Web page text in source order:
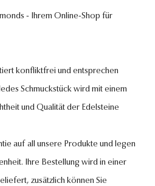
- Ihrem Online-Shop für
konfliktfrei und entsprechen
Schmuckstück wird mit einem
und Qualität der Edelsteine
auf all unsere Produkte und legen
Ihre Bestellung wird in einer
zusätzlich können Sie